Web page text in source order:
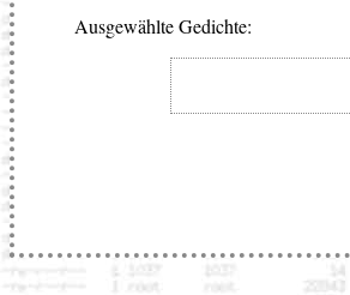
Ausgewählte Gedichte: